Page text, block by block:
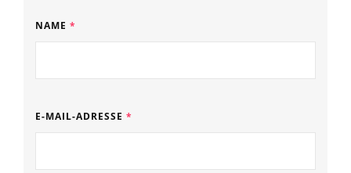
NAME *
E-MAIL-ADRESSE *